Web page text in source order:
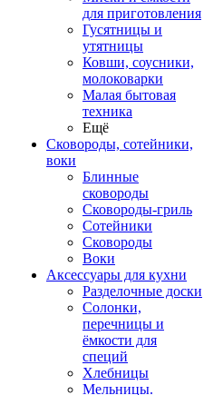
для приготовления
Гусятницы и
утятницы
Ковши, соусники,
молоковарки
Малая бытовая
техника
Ещё
Сковороды, сотейники,
воки
Блинные
сковороды
Сковороды-гриль
Сотейники
Сковороды
Воки
Аксессуары для кухни
Разделочные доски
Солонки,
перечницы и
ёмкости для
специй
Хлебницы
Мельницы.